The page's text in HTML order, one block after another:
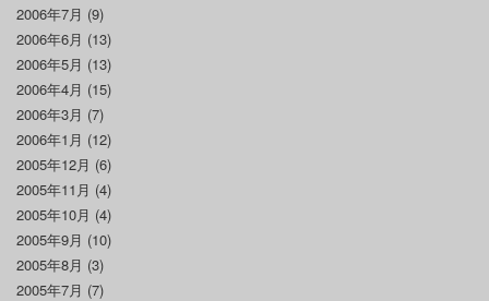
2006年7月 (9)
2006年6月 (13)
2006年5月 (13)
2006年4月 (15)
2006年3月 (7)
2006年1月 (12)
2005年12月 (6)
2005年11月 (4)
2005年10月 (4)
2005年9月 (10)
2005年8月 (3)
2005年7月 (7)